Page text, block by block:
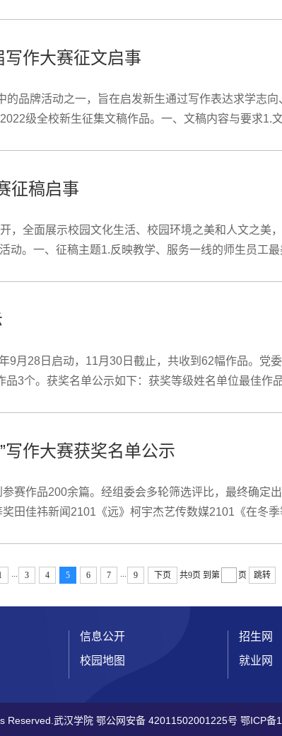
写作大赛征文启事
的品牌活动之一，旨在启发新生通过写作表达求学志
级全校新生征集文稿作品。一、文稿内容与要求1.
征稿启事
，全面展示校园文化生活、校园环境之美和人文之美
动。一、征稿主题1.反映教学、服务一线的师生员工
9月28日启动，11月30日截止，共收到62幅作品。党
3个。获奖名单公示如下：获奖等级姓名单位最佳作
写作大赛获奖名单公示
参赛作品200余篇。经组委会多轮筛选评比，最终确
田佳祎新闻2101《远》柯宇杰艺传数媒2101《在冬
... 3 4 5 6 7 ... 9 下页 共9页 到第 页 跳转
信息公开
校园地图
招生网
就业网
Reserved.武汉学院 鄂公网安备 42011502001225号 鄂ICP备